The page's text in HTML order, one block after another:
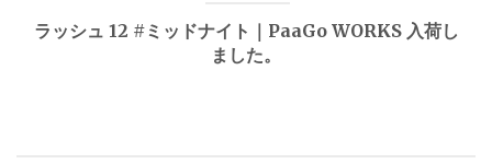
ゲラッシュ 12 #ミッドナイト｜PaaGo WORKS 入荷し
ました。